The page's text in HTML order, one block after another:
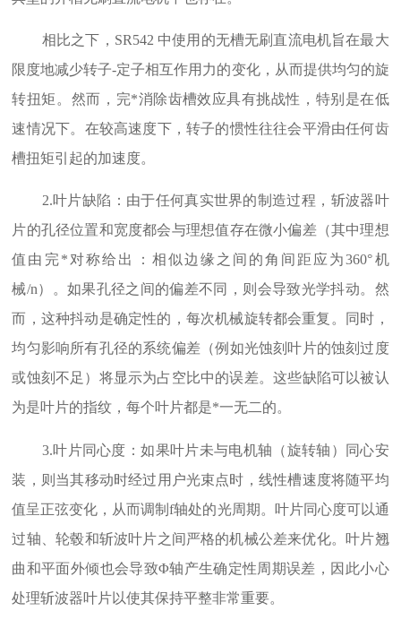
相比之下，SR542 中使用的无槽无刷直流电机旨在最大
限度地减少转子-定子相互作用力的变化，从而提供均匀的旋
转扭矩。然而，完*消除齿槽效应具有挑战性，特别是在低
速情况下。在较高速度下，转子的惯性往往会平滑由任何齿
槽扭矩引起的加速度。
2.叶片缺陷：由于任何真实世界的制造过程，斩波器叶
片的孔径位置和宽度都会与理想值存在微小偏差（其中理想
值由完*对称给出：相似边缘之间的角间距应为360°机
械/n）。如果孔径之间的偏差不同，则会导致光学抖动。然
而，这种抖动是确定性的，每次机械旋转都会重复。同时，
均匀影响所有孔径的系统偏差（例如光蚀刻叶片的蚀刻过度
或蚀刻不足）将显示为占空比中的误差。这些缺陷可以被认
为是叶片的指纹，每个叶片都是*一无二的。
3.叶片同心度：如果叶片未与电机轴（旋转轴）同心安
装，则当其移动时经过用户光束点时，线性槽速度将随平均
值呈正弦变化，从而调制f轴处的光周期。叶片同心度可以通
过轴、轮毂和斩波叶片之间严格的机械公差来优化。叶片翘
曲和平面外倾也会导致Φ轴产生确定性周期误差，因此小心
处理斩波器叶片以使其保持平整非常重要。